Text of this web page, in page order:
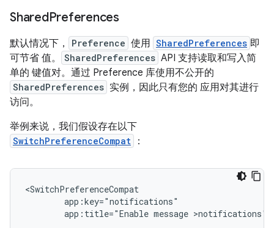
SharedPreferences
默认情况下， Preference 使用 SharedPreferences 即
可节省 值。
SharedPreferences API 支持读取和写入简
单的 键值对。通过 Preference 库使用不公开的
SharedPreferences 实例，因此只有您的 应用对其进行
访问。
举例来说，我们假设存在以下
SwitchPreferenceCompat ：
app:title="Enable message >notifications"/